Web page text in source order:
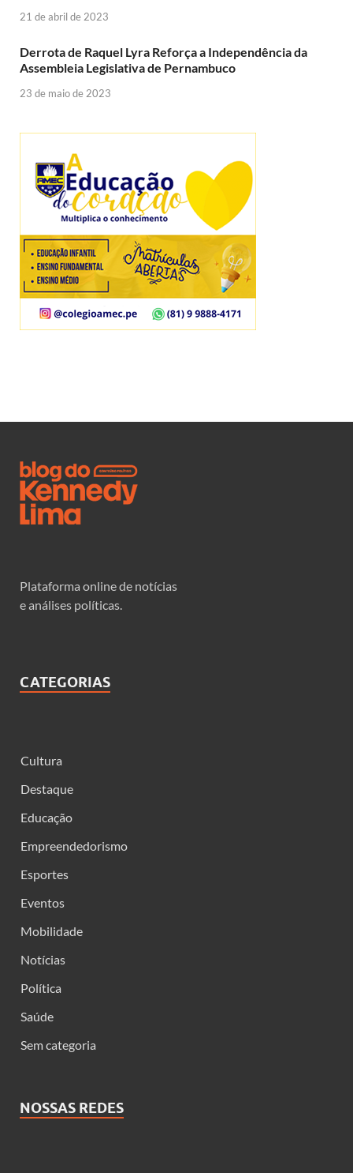
21 de abril de 2023
Derrota de Raquel Lyra Reforça a Independência da
Assembleia Legislativa de Pernambuco
23 de maio de 2023
Plataforma online de notícias
e análises políticas.
CATEGORIAS
Cultura
Destaque
Educação
Empreendedorismo
Esportes
Eventos
Mobilidade
Notícias
Política
Saúde
Sem categoria
NOSSAS REDES